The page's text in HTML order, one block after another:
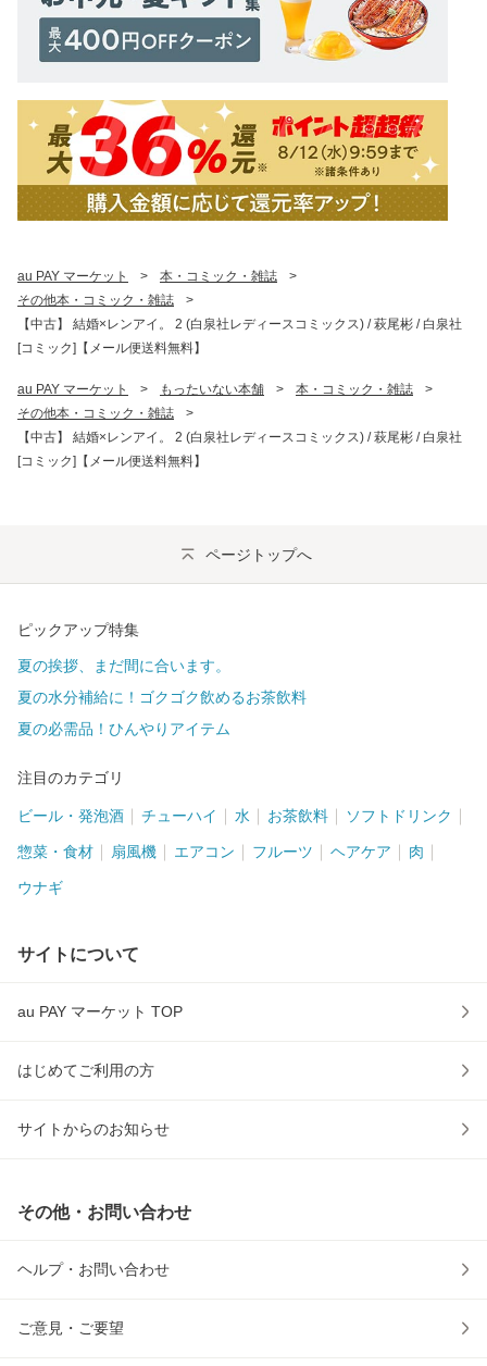
au PAY マーケット > 本・コミック・雑誌
>
その他本・コミック・雑誌
>
【中古】 結婚×レンアイ。 2 (白泉社レディースコミックス) / 萩尾彬 / 白泉社
[コミック]【メール便送料無料】
au PAY マーケット > もったいない本舗 > 本・コミック・雑誌
>
その他本・コミック・雑誌
>
【中古】 結婚×レンアイ。 2 (白泉社レディースコミックス) / 萩尾彬 / 白泉社
[コミック]【メール便送料無料】
ページトップへ
ピックアップ特集
夏の挨拶、まだ間に合います。
夏の水分補給に！ゴクゴク飲めるお茶飲料
夏の必需品！ひんやりアイテム
注目のカテゴリ
ビール・発泡酒 チューハイ 水 お茶飲料 ソフトドリンク
惣菜・食材 扇風機 エアコン フルーツ ヘアケア 肉
ウナギ
サイトについて
au PAY マーケット TOP
はじめてご利用の方
サイトからのお知らせ
その他・お問い合わせ
ヘルプ・お問い合わせ
ご意見・ご要望